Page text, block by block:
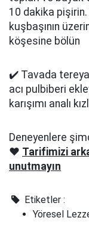
10 dakika
kuşbaşının
köşesine bölün
✔️ Tavada
acı pulbiberi
karışımı analı
Deneyenlere
❤️ Tarifimizi
unutmayın
Etiketler :
Yöresel